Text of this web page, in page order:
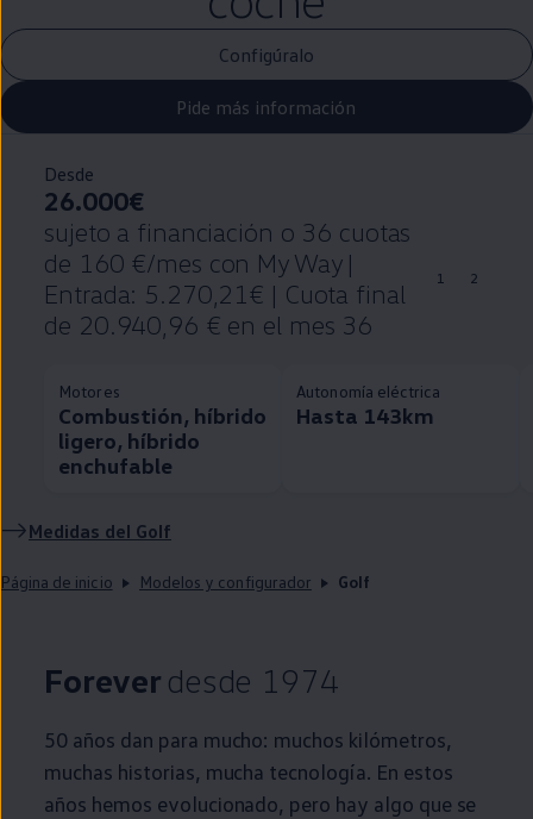
Configúralo
Pide más información
Desde
26.000€
sujeto a financiación o 36 cuotas
de 160 €/mes con My Way |
Entrada: 5.270,21€ | Cuota final
de 20.940,96 € en el mes 36
1 2
Motores
Combustión, híbrido
ligero, híbrido
enchufable
Autonomía eléctrica
Hasta 143km
Medidas del Golf
Página de inicio Modelos y configurador Golf
Forever desde 1974
50 años dan para mucho: muchos kilómetros,
muchas historias, mucha tecnología. En estos
años hemos evolucionado, pero hay algo que se